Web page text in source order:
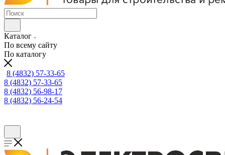
Каталог
По всему сайту
По каталогу
8 (4832) 57-33-65
8 (4832) 57-33-65
8 (4832) 56-98-17
8 (4832) 56-24-54